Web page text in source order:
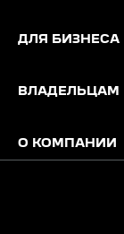
ДЛЯ БИЗНЕСА
ВЛАДЕЛЬЦАМ
О КОМПАНИИ